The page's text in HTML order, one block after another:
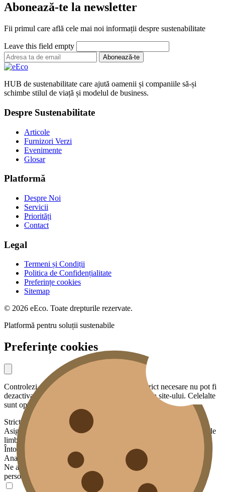
Abonează-te la newsletter
Fii primul care află cele mai noi informații despre sustenabilitate
Leave this field empty
Abonează-te
HUB de sustenabilitate care ajută oamenii și companiile să-și
schimbe stilul de viață și modelul de business.
Despre Sustenabilitate
Articole
Furnizori Verzi
Evenimente
Glosar
Platformă
Despre Noi
Servicii
Priorități
Contact
Legal
Termeni și Condiții
Politica de Confidențialitate
Preferințe cookies
Sitemap
© 2026 eEco. Toate drepturile rezervate.
Platformă pentru soluții sustenabile
Preferințe cookies
Controlezi ce date partajezi cu noi. Cookies strict necesare nu pot fi
dezactivate — sunt esențiale pentru funcționarea site-ului. Celelalte
sunt opționale.
Strict necesare
Asigură funcționalități de bază: securitate, sesiunea ta, preferința de
limbă.
Întotdeauna activ
Analiză
Ne ajută să înțelegem cum este folosit site-ul, fără a te identifica
personal. Datele sunt agregate și anonimizate.